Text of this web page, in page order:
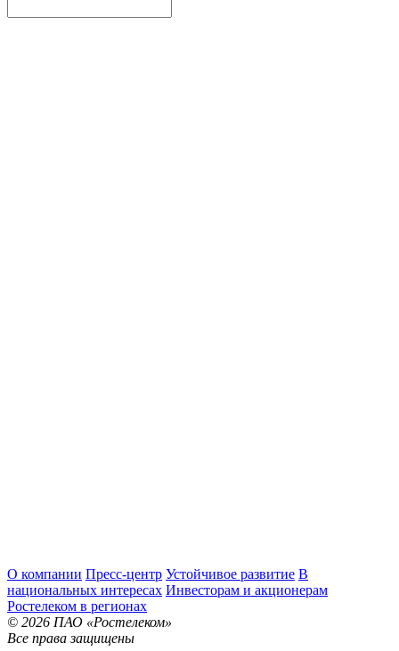
О компании Пресс-центр Устойчивое развитие В
национальных интересах Инвесторам и акционерам
Ростелеком в регионах
© 2026 ПАО «Ростелеком»
Все права защищены